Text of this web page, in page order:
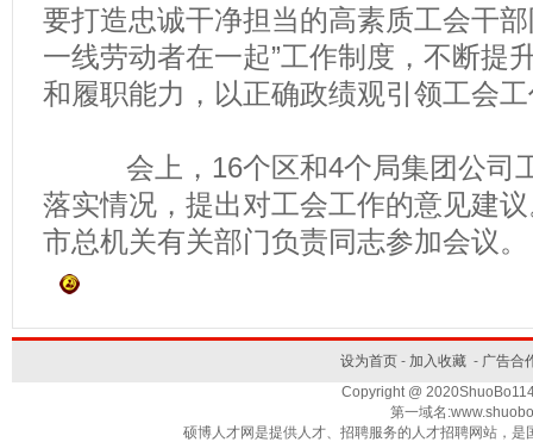
要打造忠诚干净担当的高素质工会干
一线劳动者在一起”工作制度，不断提
和履职能力，以正确政绩观引领工会
会上，16个区和4个局集团公司工
落实情况，提出对工会工作的意见建
市总机关有关部门负责同志参加会议。
设为首页- 加入收藏- 广告合
Copyright @
第一域名
硕博人才网是提供人才、招聘服务的人才招聘网站，